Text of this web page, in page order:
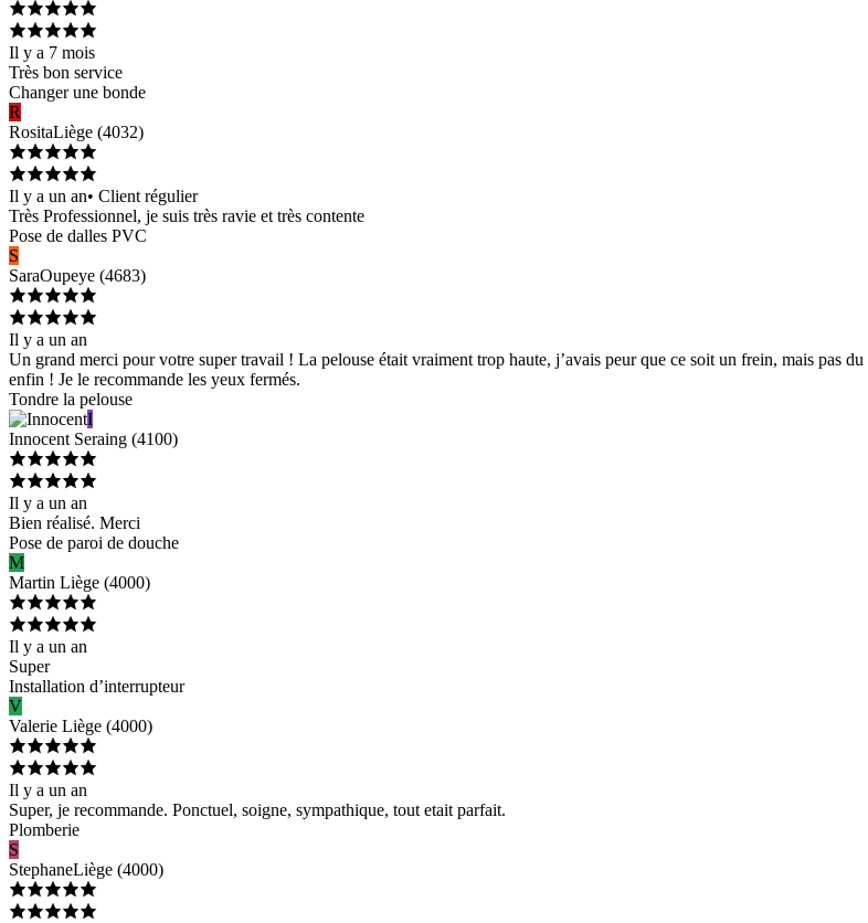
Il y a 7 mois
Très bon service
Changer une bonde
R
RositaLiège (4032)
Il y a un an• Client régulier
Très Professionnel, je suis très ravie et très contente
Pose de dalles PVC
S
SaraOupeye (4683)
Il y a un an
Un grand merci pour votre super travail ! La pelouse était vraiment trop haute, j’avais peur que ce soit un frein, mais pas
enfin ! Je le recommande les yeux fermés.
Tondre la pelouse
I
Innocent Seraing (4100)
Il y a un an
Bien réalisé. Merci
Pose de paroi de douche
M
Martin Liège (4000)
Il y a un an
Super
Installation d’interrupteur
V
Valerie Liège (4000)
Il y a un an
Super, je recommande. Ponctuel, soigne, sympathique, tout etait parfait.
Plomberie
S
StephaneLiège (4000)